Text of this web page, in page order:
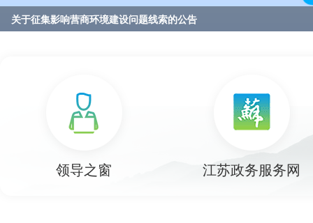
@国务院 我来说
领导之窗 江苏政务服务网